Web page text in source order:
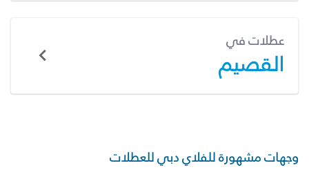
عطلات في
القصيم
وجهات مشهورة للفلاي دبي للعطلات